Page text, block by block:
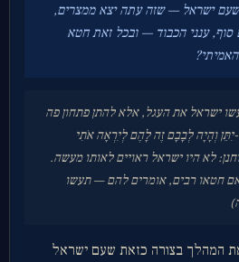
שעם ישראל — שזה עתה יצא ממצרים,
ענני הכבוד — ובכל זאת חטא
ישראל את העגל, אלא להתן פתחון פה
וְהָיָה לְבָבָם זֶה לָהֶם לְיִרְאָה אֹתִי
לא היו ישראל ראויים לאותו מעשה.
חטאו רבים, אומרים להם — תעשו
המהלך בצורה כזאת שעם ישראל